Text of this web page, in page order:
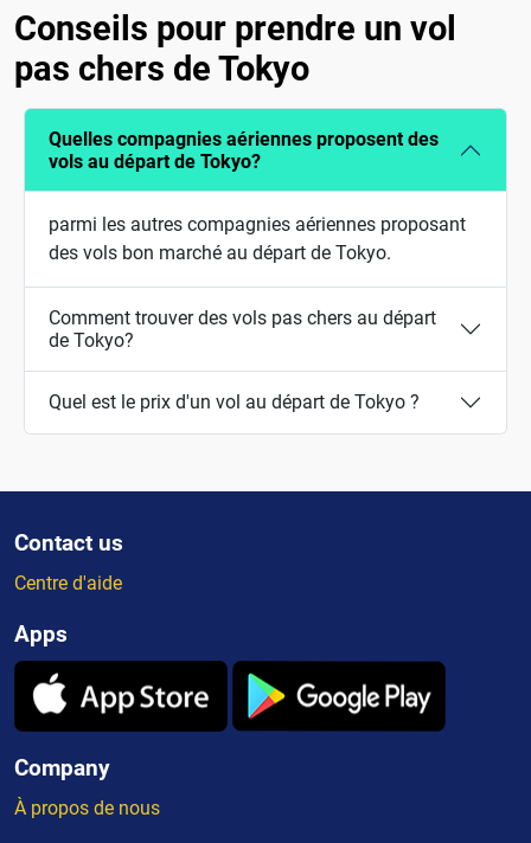
Conseils pour prendre un vol
pas chers de Tokyo
Quelles compagnies aériennes proposent des
vols au départ de Tokyo?
parmi les autres compagnies aériennes proposant
des vols bon marché au départ de Tokyo.
Comment trouver des vols pas chers au départ
de Tokyo?
Quel est le prix d'un vol au départ de Tokyo ?
Contact us
Centre d'aide
Apps
Company
À propos de nous